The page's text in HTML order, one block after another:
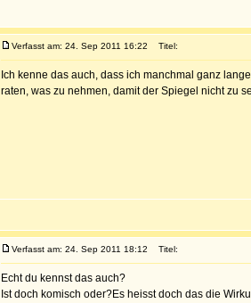
Verfasst am: 24. Sep 2011 16:22 Titel:
Ich kenne das auch, dass ich manchmal ganz
raten, was zu nehmen, damit der Spiegel nicht zu
Verfasst am: 24. Sep 2011 18:12 Titel:
Echt du kennst das auch?
Ist doch komisch oder?Es heisst doch das die